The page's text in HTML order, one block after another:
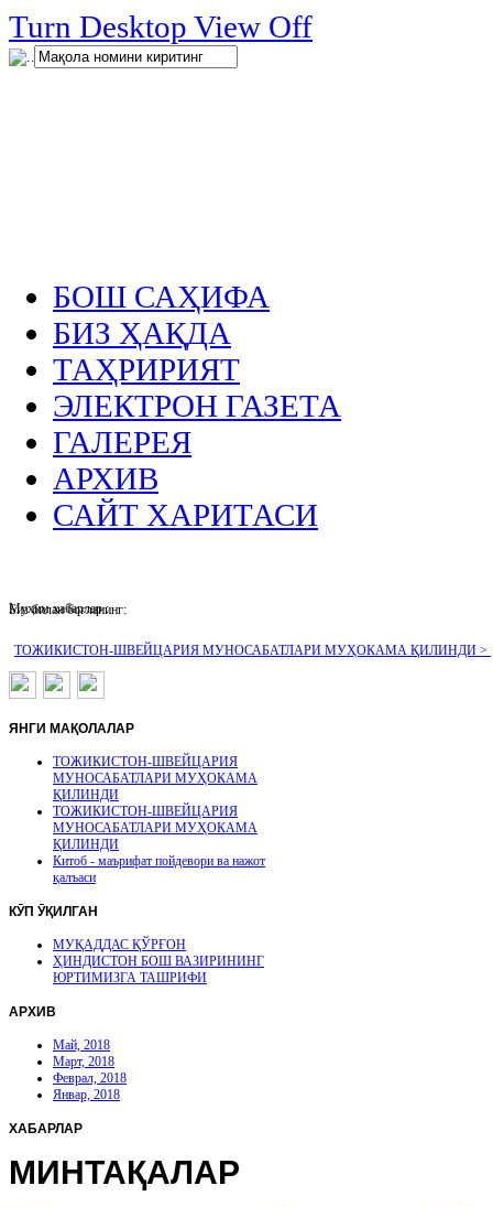
Turn Desktop View Off
.
БОШ САҲИФА
БИЗ ҲАҚДА
ТАҲРИРИЯТ
ЭЛЕКТРОН ГАЗЕТА
ГАЛЕРЕЯ
АРХИВ
САЙТ ХАРИТАСИ
Муҳим хабарлар :
ТОЖИКИСТОН-ШВЕЙЦАРИЯ МУНОСАБАТЛАРИ МУҲОКАМА ҚИЛИНДИ >
Биз билан боғланинг:
ЯНГИ МАҚОЛАЛАР
ТОЖИКИСТОН-ШВЕЙЦАРИЯ
МУНОСАБАТЛАРИ МУҲОКАМА
ҚИЛИНДИ
ТОЖИКИСТОН-ШВЕЙЦАРИЯ
МУНОСАБАТЛАРИ МУҲОКАМА
ҚИЛИНДИ
Китоб - маърифат пойдевори ва нажот
қалъаси
КӮП ӮҚИЛГАН
МУҚАДДАС ҚЎРҒОН
ҲИНДИСТОН БОШ ВАЗИРИНИНГ
ЮРТИМИЗГА ТАШРИФИ
АРХИВ
Май, 2018
Март, 2018
Феврал, 2018
Январ, 2018
ХАБАРЛАР
МИНТАҚАЛАР